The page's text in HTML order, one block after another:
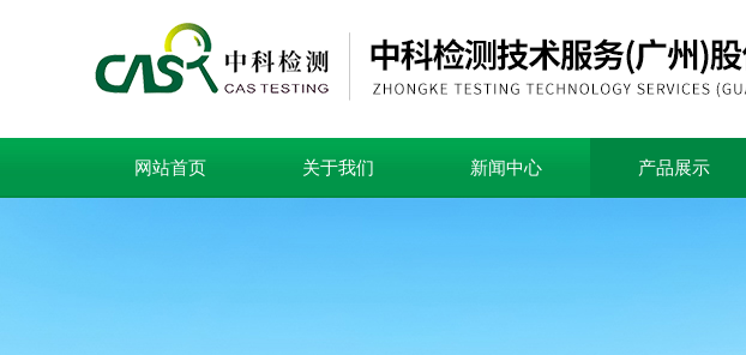
网站首页 关于我们 新闻中心 产品展示